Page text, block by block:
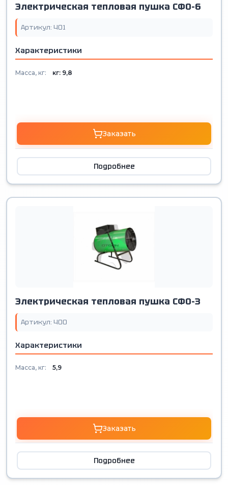
Электрическая тепловая пушка СФО-6
Артикул: 401
Характеристики
Масса, кг: кг: 9,8
Заказать
Подробнее
Электрическая тепловая пушка СФО-3
Артикул: 400
Характеристики
Масса, кг: 5,9
Заказать
Подробнее